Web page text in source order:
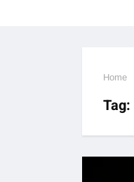
Home
Tag: